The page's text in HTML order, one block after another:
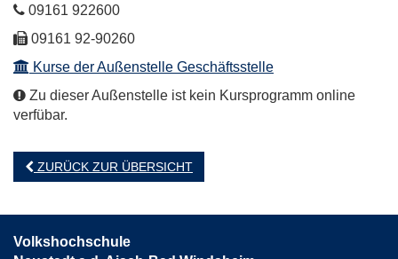
Telefon
09161 922600
Fax
09161 92-90260
Kurse der Außenstelle Geschäftsstelle
Zu dieser Außenstelle ist kein Kursprogramm online
verfübar.
ZURÜCK ZUR ÜBERSICHT
Volkshochschule